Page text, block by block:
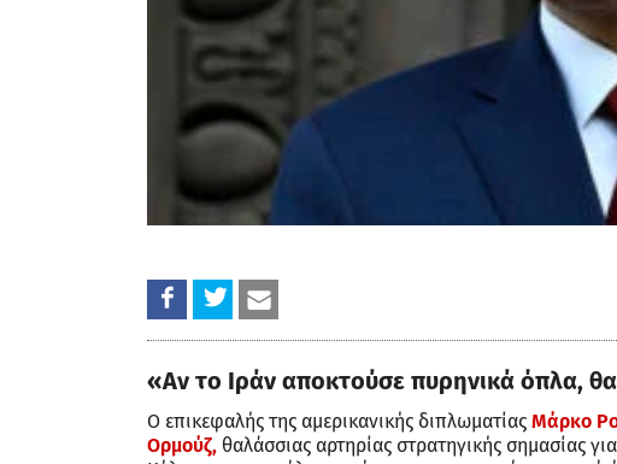
«Αν το Ιράν αποκτούσε πυρηνικά όπλα,
Ο επικεφαλής της αμερικανικής διπλωματίας Μάρκο
Ορμούζ, θαλάσσιας αρτηρίας στρατηγικής σημασίας